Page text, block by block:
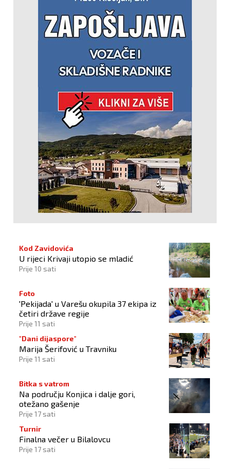
Kod Zavidovića
U rijeci Krivaji utopio se mladić
Prije 10 sati
Foto
'Pekijada' u Varešu okupila 37 ekipa iz
četiri države regije
Prije 11 sati
"Dani dijaspore"
Marija Šerifović u Travniku
Prije 11 sati
Bitka s vatrom
Na području Konjica i dalje gori,
otežano gašenje
Prije 17 sati
Turnir
Finalna večer u Bilalovcu
Prije 17 sati